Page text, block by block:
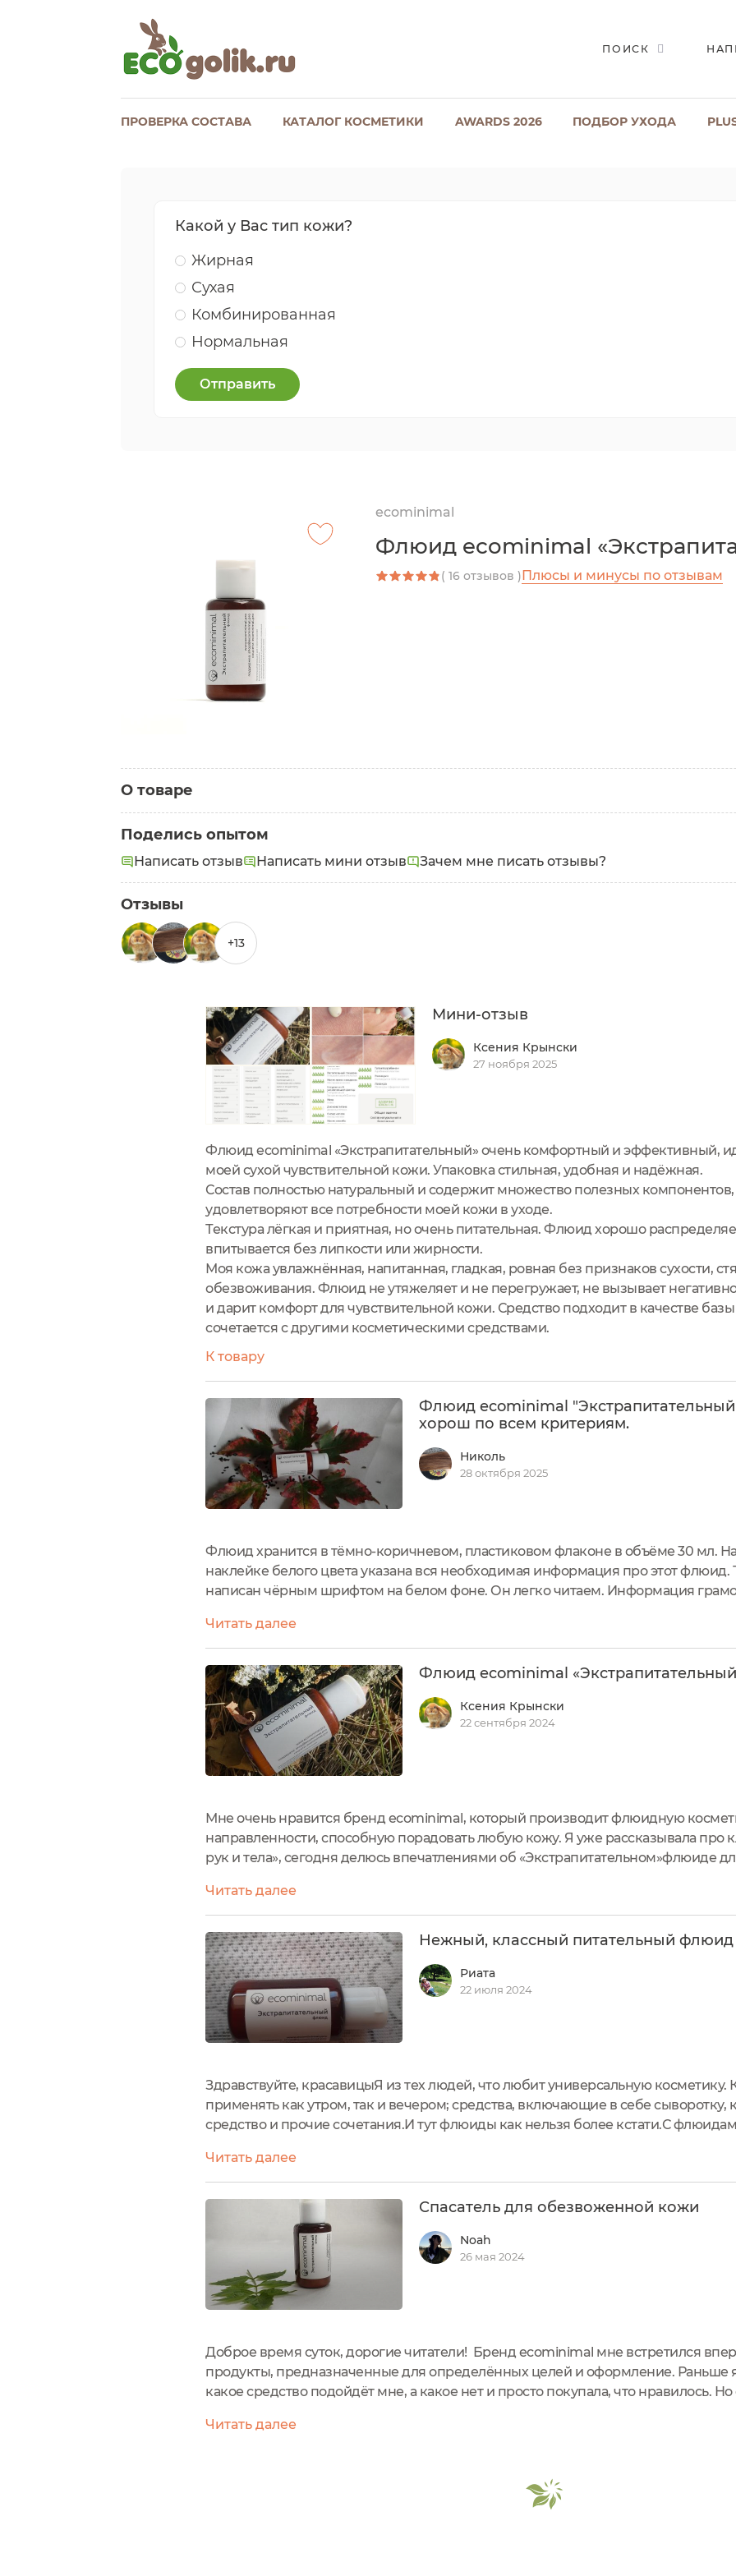
ПОИСК
ПРОВЕРКА СОСТАВА КАТАЛОГ КОСМЕТИКИ AWARDS 2026 ПОДБОР УХОДА
Какой у Вас тип кожи?
Жирная
Сухая
Комбинированная
Нормальная
Отправить
ecominimal
Флюид ecominimal
( 16 отзывов ) Плюсы и минусы по отзывам
О товаре
Обезвоженная
Задачи:
Увлажнение,Питание,Регенерация
Поделись опытом
Написать отзыв Написать мини отзыв Зачем мне писать отзывы?
Отзывы
+13
Мини-отзыв
Ксения Крынски
27 ноября 2025
Флюид ecominimal «Экстрапитательный» очень комфортный и эффективный,
моей сухой чувствительной кожи. Упаковка стильная, удобная и надёжная.
Состав полностью натуральный и содержит множество полезных
удовлетворяют все потребности моей кожи в уходе.
Текстура лёгкая и приятная, но очень питательная. Флюид хорошо
впитывается без липкости или жирности.
Моя кожа увлажнённая, напитанная, гладкая, ровная без признаков сухости,
обезвоживания. Флюид не утяжеляет и не перегружает, не вызывает
и дарит комфорт для чувствительной кожи. Средство подходит в качестве
сочетается с другими косметическими средствами.
К товару
Флюид ecominimal
хорош по всем критериям.
Николь
28 октября 2025
Флюид хранится в тёмно-коричневом, пластиковом флаконе в объёме 30 мл.
наклейке белого цвета указана вся необходимая информация про этот флюид.
написан чёрным шрифтом на белом фоне. Он легко читаем. Информация
официальный сайт бренда, адреса электронной...
Читать далее
Флюид ecominimal
Ксения Крынски
22 сентября 2024
Мне очень нравится бренд ecominimal, который производит флюидную
направленности, способную порадовать любую кожу. Я уже рассказывала про
рук и тела», сегодня делюсь впечатлениями об «Экстрапитательном»флюиде
предотвращения попадания солнечных лучей....
Читать далее
Нежный, классный питательный флюид
Риата
22 июля 2024
Здравствуйте, красавицыЯ из тех людей, что любит универсальную
применять как утром, так и вечером; средства, включающие в себе сыворотку,
средство и прочие сочетания.И тут флюиды как нельзя более кстати.С
восторге, что с того дня, хоть изредка,...
Читать далее
Спасатель для обезвоженной кожи
Noah
26 мая 2024
Доброе время суток, дорогие читатели! Бренд ecominimal мне встретился
продукты, предназначенные для определённых целей и оформление. Раньше
какое средство подойдёт мне, а какое нет и просто покупала, что нравилось.
порядок после экспериментов.Хочу поделиться...
Читать далее